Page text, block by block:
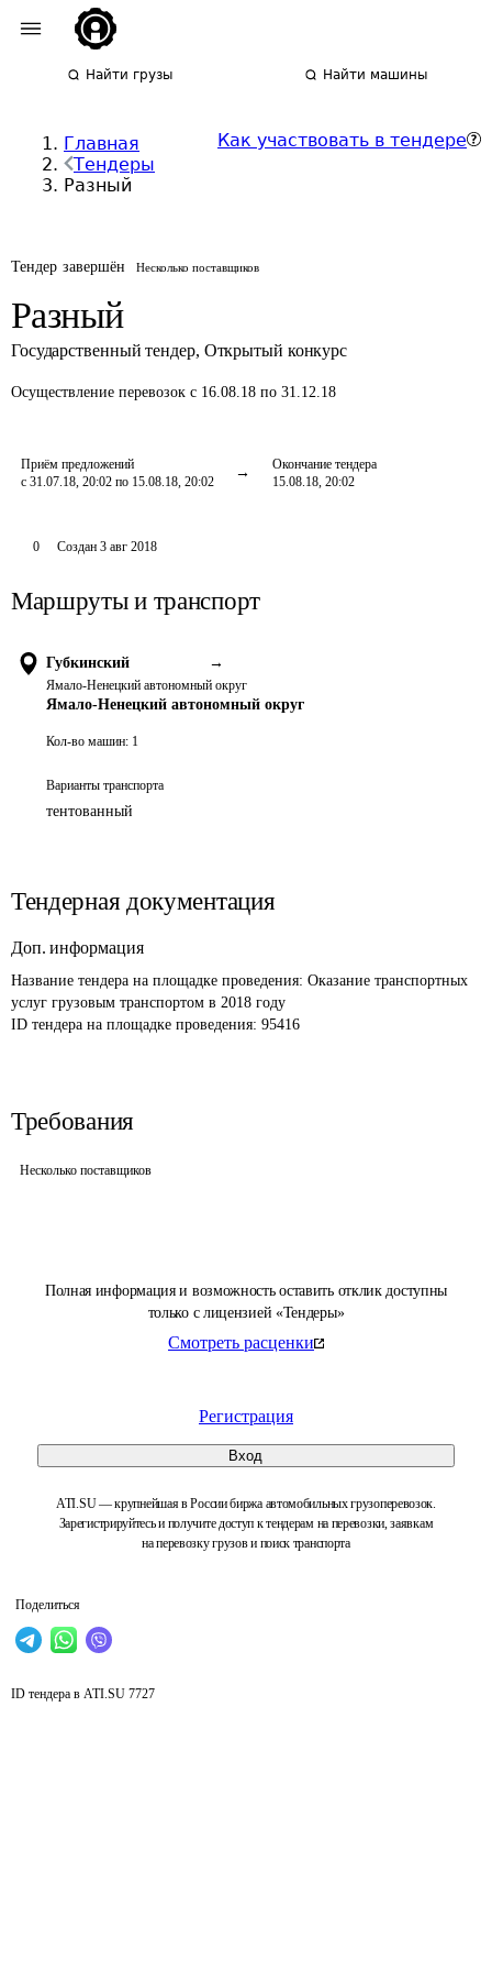
Найти грузы Найти машины
Главная
Тендеры
Разный
Как участвовать в тендере
Тендер завершён Несколько поставщиков
Разный
Государственный тендер, Открытый конкурс
Осуществление перевозок с 16.08.18 по 31.12.18
Приём предложений
с 31.07.18, 20:02 по 15.08.18, 20:02
Окончание тендера
15.08.18, 20:02
Полная информация и возможность оставить отклик доступны
только с лицензией «Тендеры»
Смотреть расценки
Регистрация
Вход
ATI.SU — крупнейшая в России биржа автомобильных грузоперевозок.
Зарегистрируйтесь и получите доступ к тендерам на перевозки, заявкам
на перевозку грузов и поиск транспорта
Поделиться
0 Создан 3 авг 2018
Маршруты и транспорт
Губкинский →
Ямало-Ненецкий автономный округ
Ямало-Ненецкий автономный округ
Кол-во машин: 1
Варианты транспорта
тентованный
Тендерная документация
Доп. информация
Название тендера на площадке проведения: Оказание транспортных
услуг грузовым транспортом в 2018 году
ID тендера на площадке проведения: 95416
Требования
Несколько поставщиков
ID тендера в ATI.SU 7727